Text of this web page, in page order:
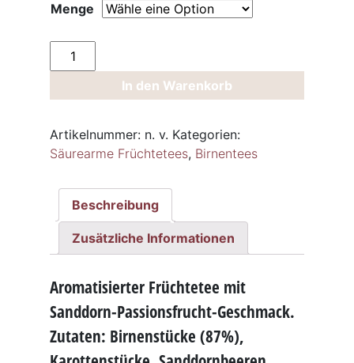
Menge
Birnengarten
Tee
In den Warenkorb
Artikelnummer: n. v. Kategorien:
Säurearme Früchtetees, Birnentees
Beschreibung
Zusätzliche Informationen
Aromatisierter Früchtetee mit
Sanddorn-Passionsfrucht-Geschmack.
Zutaten: Birnenstücke (87%),